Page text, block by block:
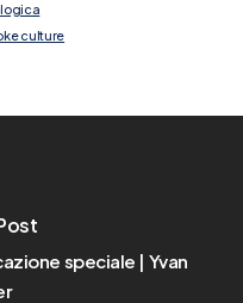
culture
speciale | Yvan